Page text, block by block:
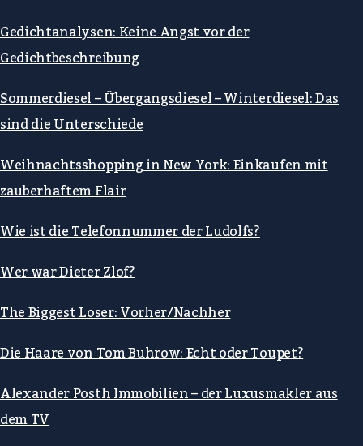
Gedichtanalysen: Keine Angst vor der
Gedichtbeschreibung
Sommerdiesel – Übergangsdiesel – Winterdiesel: Das
sind die Unterschiede
Weihnachtsshopping in New York: Einkaufen mit
zauberhaftem Flair
Wie ist die Telefonnummer der Ludolfs?
Wer war Dieter Zlof?
The Biggest Loser: Vorher/Nachher
Die Haare von Tom Buhrow: Echt oder Toupet?
Alexander Posth Immobilien – der Luxusmakler aus
dem TV